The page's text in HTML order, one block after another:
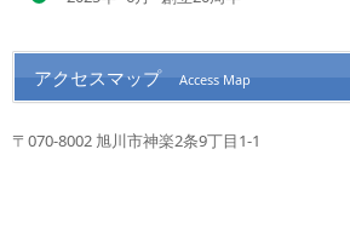
アクセスマップ Access Map
〒070-8002 旭川市神楽2条9丁目1-1